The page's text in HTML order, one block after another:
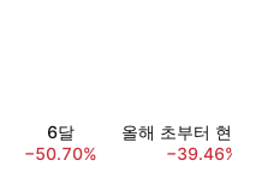
6달
−50.70%
올해 초부터 현재
−39.46%